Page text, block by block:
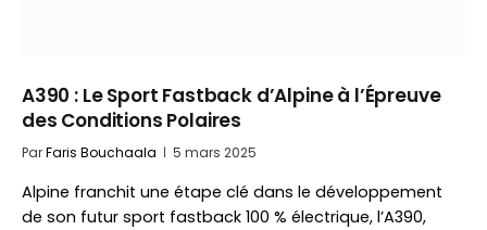
A390 : Le Sport Fastback d’Alpine à l’Épreuve
des Conditions Polaires
ParFaris Bouchaala 5 mars 2025
Alpine franchit une étape clé dans le développement
de son futur sport fastback 100 % électrique, l’A390,